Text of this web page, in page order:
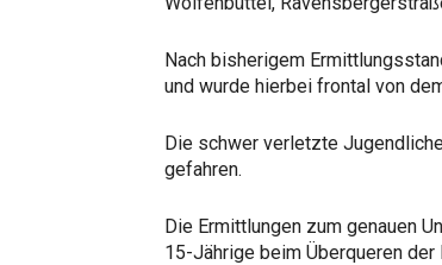
Nach bisherigem
und wurde hierbei frontal von
Die schwer verletzte
gefahren.
Die Ermittlungen zum genauen
15-Jährige beim Überqueren